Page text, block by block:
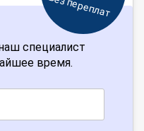
специалист
время.